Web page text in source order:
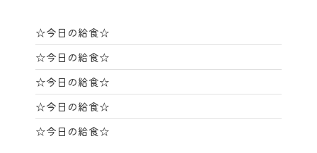
☆今日の給食☆
☆今日の給食☆
☆今日の給食☆
☆今日の給食☆
☆今日の給食☆